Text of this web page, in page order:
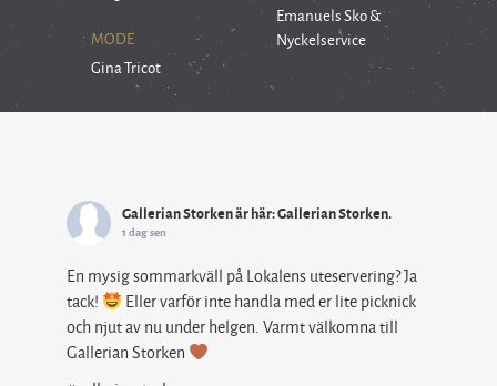
MODE
Gina Tricot
Emanuels Sko &
Nyckelservice
Gallerian Storkenär här: Gallerian Storken.
1 dag sen
En mysig sommarkväll på Lokalens uteservering? Ja
tack!
Eller varför inte handla med er lite picknick
och njut av nu under helgen. Varmt välkomna till
Gallerian Storken